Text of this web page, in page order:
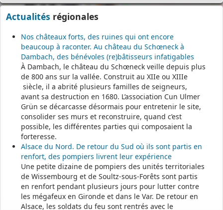
Actualités régionales
Nos châteaux forts, des ruines qui ont encore
beaucoup à raconter. Au château du Schœneck à
Dambach, des bénévoles (re)bâtisseurs infatigables
À Dambach, le château du Schœneck veille depuis plus
de 800 ans sur la vallée. Construit au XIIe ou XIIIe
siècle, il a abrité plusieurs familles de seigneurs,
avant sa destruction en 1680. L’association Cun Ulmer
Grün se décarcasse désormais pour entretenir le site,
consolider ses murs et reconstruire, quand c’est
possible, les différentes parties qui composaient la
forteresse.
Alsace du Nord. De retour du Sud où ils sont partis en
renfort, des pompiers livrent leur expérience
Une petite dizaine de pompiers des unités territoriales
de Wissembourg et de Soultz-sous-Forêts sont partis
en renfort pendant plusieurs jours pour lutter contre
les mégafeux en Gironde et dans le Var. De retour en
Alsace, les soldats du feu sont rentrés avec le